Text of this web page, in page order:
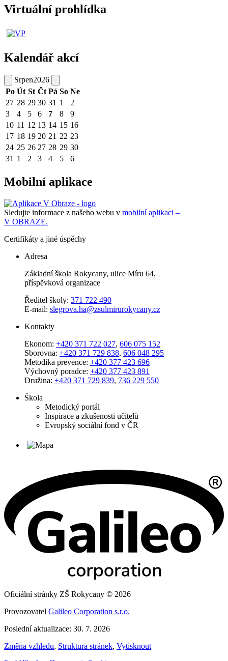
Virtuální prohlídka
Kalendář akcí
Srpen2026
Po Út St Čt Pá So Ne
27 28 29 30 31 1
2
3
4 5 6 7 8
9
10 11 12 13 14 15 16
17 18 19 20 21 22 23
24 25 26 27 28 29 30
31 1 2 3 4 5 6
Mobilní aplikace
Sledujte informace z našeho webu v mobilní aplikaci –
V OBRAZE.
Certifikáty a jiné úspěchy
Adresa
Základní škola Rokycany, ulice Míru 64,
příspěvková organizace
Ředitel školy: 371 722 490
E-mail: slegrova.ha@zsulmirurokycany.cz
Kontakty
Ekonom: +420 371 722 027, 606 075 152
Sborovna: +420 371 729 838, 606 048 295
Metodika prevence: +420 377 423 696
Výchovný poradce: +420 377 423 891
Družina: +420 371 729 839, 736 229 550
Škola
Metodický portál
Inspirace a zkušenosti učitelů
Evropský sociální fond v ČR
Oficiální stránky ZŠ Rokycany © 2026
Provozovatel Galileo Corporation s.r.o.
Poslední aktualizace: 30. 7. 2026
Změna vzhledu, Struktura stránek, Vytisknout